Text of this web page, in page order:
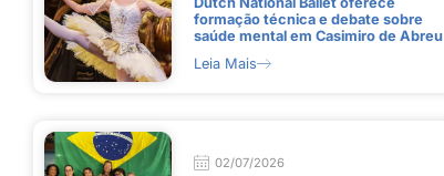
formação técnica e debate sobre
saúde mental em Casimiro de Abreu
Leia Mais
02/07/2026